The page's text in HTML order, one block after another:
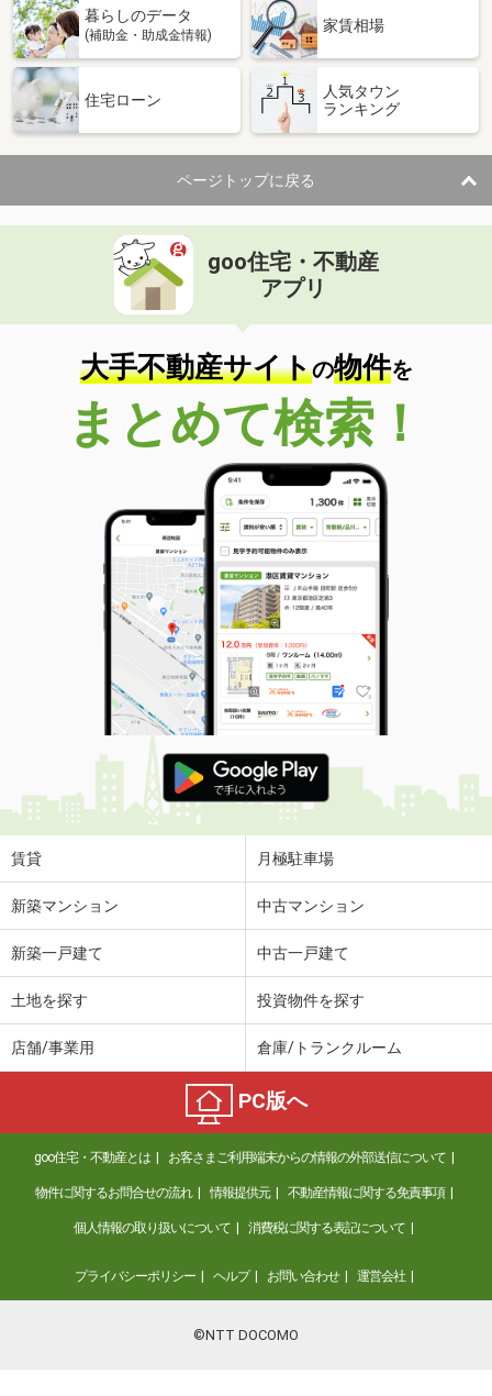
住 所
岐阜県岐阜市竜田町８丁目
用途地域 商業地域
土地面積 132.51m²
岐阜県岐阜市大菅北
価 格
1,590万円
住 所
岐阜県岐阜市大菅北
土地面積 166.49m²
岐阜県岐阜市長良
用途地域 近隣商業
暮らしのデータ
(補助金・助成金情報)
家賃相場
住宅ローン
人気タウン
ランキング
ページトップに戻る
goo住宅・不動産
アプリ
大手不動産サイトの物件を
まとめて検索！
賃貸 月極駐車場
新築マンション 中古マンション
新築一戸建て 中古一戸建て
土地を探す 投資物件を探す
店舗/事業用 倉庫/トランクルーム
PC版へ
goo住宅・不動産とは お客さまご利用端末からの情報の外部送信について
物件に関するお問合せの流れ 情報提供元 不動産情報に関する免責事項
個人情報の取り扱いについて 消費税に関する表記について
プライバシーポリシー ヘルプ お問い合わせ 運営会社
©NTT DOCOMO